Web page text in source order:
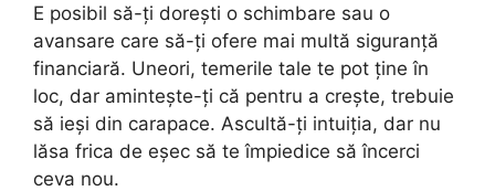
E posibil să-ți dorești o schimbare sau o
avansare care să-ți ofere mai multă siguranță
financiară. Uneori, temerile tale te pot ține în
loc, dar amintește-ți că pentru a crește, trebuie
să ieși din carapace. Ascultă-ți intuiția, dar nu
lăsa frica de eșec să te împiedice să încerci
ceva nou.